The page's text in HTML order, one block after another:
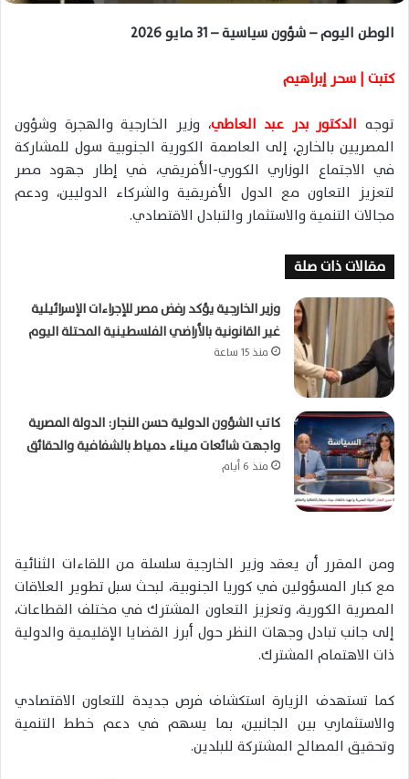
و
ا
الوطن اليوم – شؤون سياسية – 31 مايو 2026
كتبت | سحر إبراهيم
توجه الدكتور بدر عبد العاطي، وزير الخارجية والهجرة وشؤون
المصريين بالخارج، إلى العاصمة الكورية الجنوبية سول للمشاركة
في الاجتماع الوزاري الكوري-الأفريقي، في إطار جهود مصر
لتعزيز التعاون مع الدول الأفريقية والشركاء الدوليين، ودعم
مجالات التنمية والاستثمار والتبادل الاقتصادي.
مقالات ذات صلة
وزير الخارجية يؤكد رفض مصر للإجراءات الإسرائيلية
غير القانونية بالأراضي الفلسطينية المحتلة اليوم
منذ 15 ساعة
كاتب الشؤون الدولية حسن النجار: الدولة المصرية
واجهت شائعات ميناء دمياط بالشفافية والحقائق
منذ 6 أيام
ومن المقرر أن يعقد وزير الخارجية سلسلة من اللقاءات الثنائية
مع كبار المسؤولين في كوريا الجنوبية، لبحث سبل تطوير العلاقات
المصرية الكورية، وتعزيز التعاون المشترك في مختلف القطاعات،
إلى جانب تبادل وجهات النظر حول أبرز القضايا الإقليمية والدولية
ذات الاهتمام المشترك.
كما تستهدف الزيارة استكشاف فرص جديدة للتعاون الاقتصادي
والاستثماري بين الجانبين، بما يسهم في دعم خطط التنمية
وتحقيق المصالح المشتركة للبلدين.